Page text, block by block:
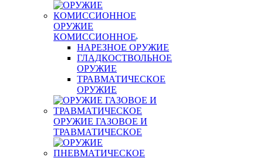
ОРУЖИЕ
КОМИССИОННОЕ
НАРЕЗНОЕ ОРУЖИЕ
ГЛАДКОСТВОЛЬНОЕ
ОРУЖИЕ
ТРАВМАТИЧЕСКОЕ
ОРУЖИЕ
ОРУЖИЕ ГАЗОВОЕ И
ТРАВМАТИЧЕСКОЕ